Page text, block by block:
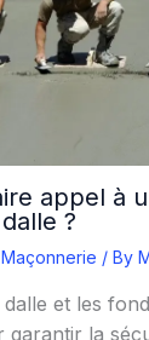
appel à
?
Maçonnerie / By
dalle et les
garantir la